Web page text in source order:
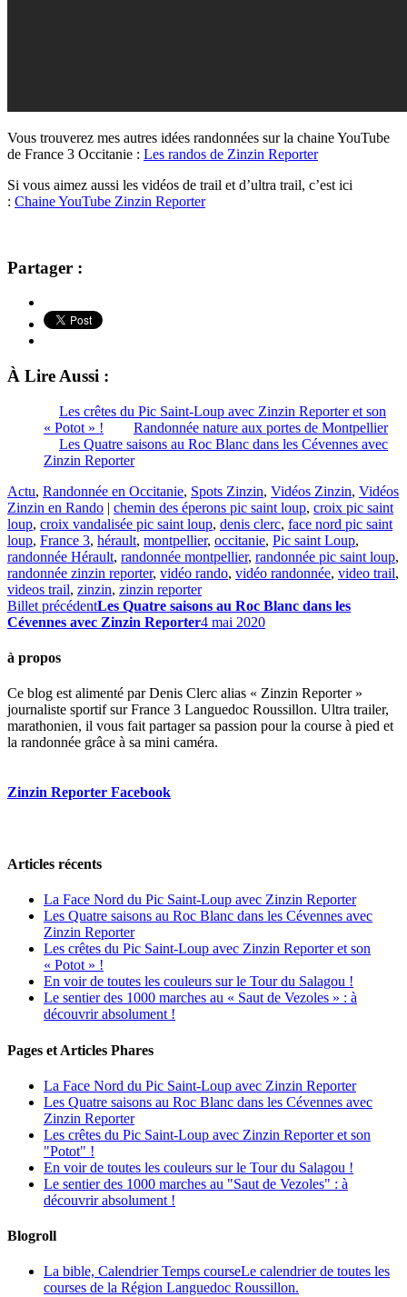
Vous trouverez mes autres idées randonnées sur la chaine YouTube
de France 3 Occitanie : Les randos de Zinzin Reporter
Si vous aimez aussi les vidéos de trail et d’ultra trail, c’est ici
: Chaine YouTube Zinzin Reporter
Partager :
À Lire Aussi :
Les crêtes du Pic Saint-Loup avec Zinzin Reporter et son
« Potot » !
Randonnée nature aux portes de Montpellier
Les Quatre saisons au Roc Blanc dans les Cévennes avec
Zinzin Reporter
Actu, Randonnée en Occitanie, Spots Zinzin, Vidéos Zinzin, Vidéos
Zinzin en Rando | chemin des éperons pic saint loup, croix pic saint
loup, croix vandalisée pic saint loup, denis clerc, face nord pic saint
loup, France 3, hérault, montpellier, occitanie, Pic saint Loup,
randonnée Hérault, randonnée montpellier, randonnée pic saint loup,
randonnée zinzin reporter, vidéo rando, vidéo randonnée, video trail,
videos trail, zinzin, zinzin reporter
Billet précédentLes Quatre saisons au Roc Blanc dans les
Cévennes avec Zinzin Reporter4 mai 2020
à propos
Ce blog est alimenté par Denis Clerc alias « Zinzin Reporter »
journaliste sportif sur France 3 Languedoc Roussillon. Ultra trailer,
marathonien, il vous fait partager sa passion pour la course à pied et
la randonnée grâce à sa mini caméra.
Zinzin Reporter Facebook
Articles récents
La Face Nord du Pic Saint-Loup avec Zinzin Reporter
Les Quatre saisons au Roc Blanc dans les Cévennes avec
Zinzin Reporter
Les crêtes du Pic Saint-Loup avec Zinzin Reporter et son
« Potot » !
En voir de toutes les couleurs sur le Tour du Salagou !
Le sentier des 1000 marches au « Saut de Vezoles » : à
découvrir absolument !
Pages et Articles Phares
La Face Nord du Pic Saint-Loup avec Zinzin Reporter
Les Quatre saisons au Roc Blanc dans les Cévennes avec
Zinzin Reporter
Les crêtes du Pic Saint-Loup avec Zinzin Reporter et son
"Potot" !
En voir de toutes les couleurs sur le Tour du Salagou !
Le sentier des 1000 marches au "Saut de Vezoles" : à
découvrir absolument !
Blogroll
La bible, Calendrier Temps courseLe calendrier de toutes les
courses de la Région Languedoc Roussillon.